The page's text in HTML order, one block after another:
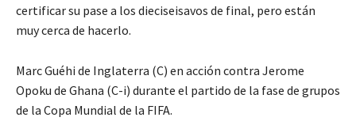
certificar su pase a los dieciseisavos de final, pero están
muy cerca de hacerlo.
Marc Guéhi de Inglaterra (C) en acción contra Jerome
Opoku de Ghana (C-i) durante el partido de la fase de grupos
de la Copa Mundial de la FIFA.